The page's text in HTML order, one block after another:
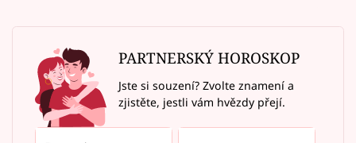
PARTNERSKÝ HOROSKOP
Jste si souzení? Zvolte znamení a
zjistěte, jestli vám hvězdy přejí.